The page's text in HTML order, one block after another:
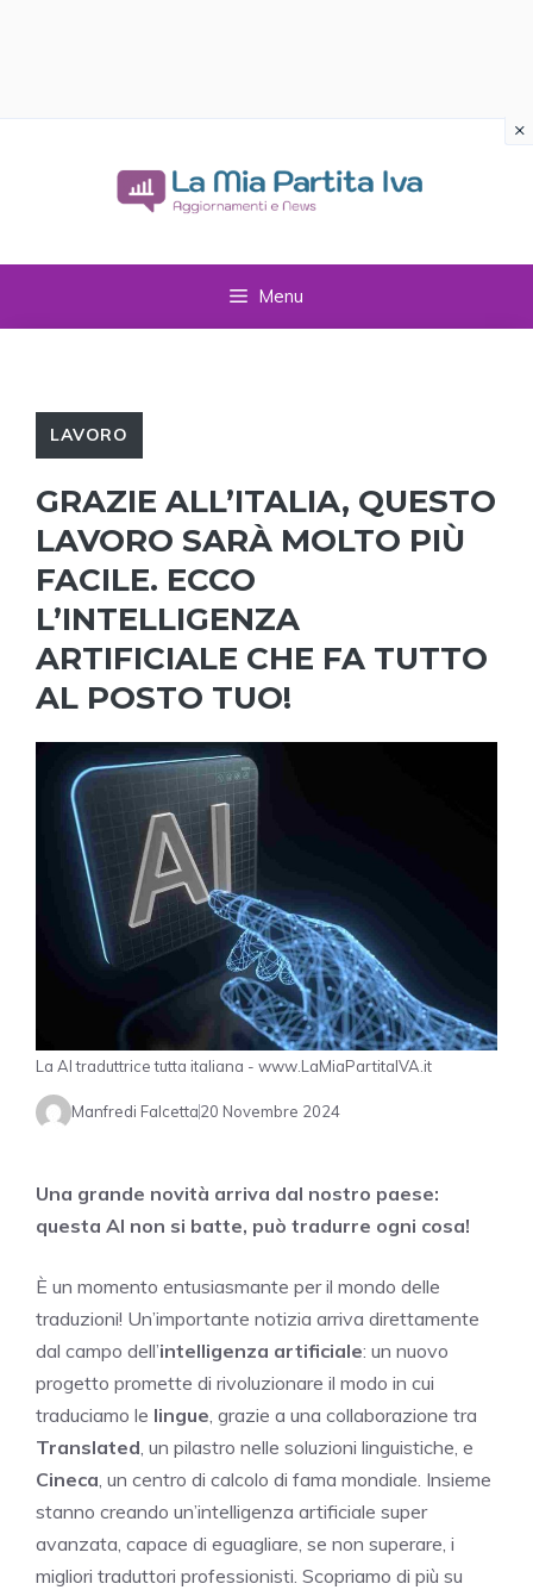
Menu
LAVORO
GRAZIE ALL’ITALIA, QUESTO
LAVORO SARÀ MOLTO PIÙ
FACILE. ECCO
L’INTELLIGENZA
ARTIFICIALE CHE FA TUTTO
AL POSTO TUO!
La AI traduttrice tutta italiana - www.LaMiaPartitaIVA.it
Manfredi Falcetta20 Novembre 2024
Una grande novità arriva dal nostro paese:
questa AI non si batte, può tradurre ogni cosa!
È un momento entusiasmante per il mondo delle
traduzioni! Un’importante notizia arriva direttamente
dal campo dell’intelligenza artificiale: un nuovo
progetto promette di rivoluzionare il modo in cui
traduciamo le lingue , grazie a una collaborazione tra
Translated , un pilastro nelle soluzioni linguistiche, e
Cineca , un centro di calcolo di fama mondiale. Insieme
stanno creando un’intelligenza artificiale super
avanzata, capace di eguagliare, se non superare, i
migliori traduttori professionisti. Scopriamo di più su
×